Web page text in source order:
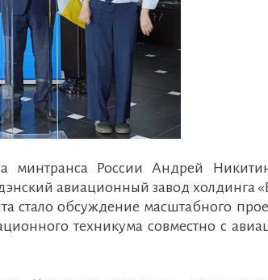
минтранса России Андрей
авиационный завод холдинга
стало обсуждение масштабного
техникума совместно с